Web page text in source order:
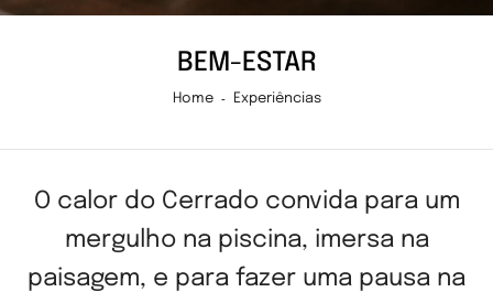
BEM-ESTAR
Home Experiências
O calor do Cerrado convida para um
mergulho na piscina, imersa na
paisagem, e para fazer uma pausa na